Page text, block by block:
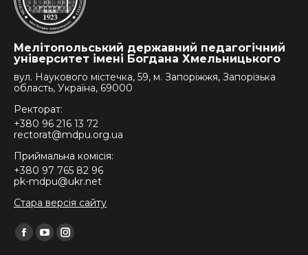
Мелітопольський державний педагогічний
університет імені Богдана Хмельницького
вул. Наукового містечка, 59, м. Запоріжжя, Запорізька
область, Україна, 69000
Ректорат:
+380 96 216 13 72
rectorat@mdpu.org.ua
Приймальна комісія:
+380 97 765 82 96
pk-mdpu@ukr.net
Стара версія сайту
Find us on:
Facebook
YouTubeInstagram